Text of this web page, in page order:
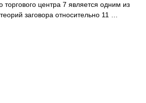
центра 7 является одним из
заговора относительно 11 …